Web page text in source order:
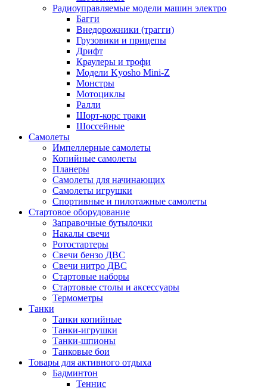
Радиоуправляемые модели машин электро
Багги
Внедорожники (трагги)
Грузовики и прицепы
Дрифт
Краулеры и трофи
Модели Kyosho Mini-Z
Монстры
Мотоциклы
Ралли
Шорт-корс траки
Шоссейные
Самолеты
Импеллерные самолеты
Копийные самолеты
Планеры
Самолеты для начинающих
Самолеты игрушки
Спортивные и пилотажные самолеты
Стартовое оборудование
Заправочные бутылочки
Накалы свечи
Ротостартеры
Свечи бензо ДВС
Свечи нитро ДВС
Стартовые наборы
Стартовые столы и аксессуары
Термометры
Танки
Танки копийные
Танки-игрушки
Танки-шпионы
Танковые бои
Товары для активного отдыха
Бадминтон
Теннис